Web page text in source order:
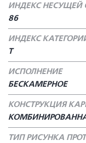
ИНДЕКС НЕСУЩЕЙ
86
ИНДЕКС
T
ИСПОЛНЕНИЕ
БЕСКАМЕРНОЕ
КОНСТРУКЦИЯ
ТИП РИСУНКА